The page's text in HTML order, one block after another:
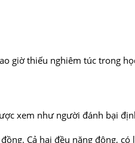
giờ thiếu nghiêm túc trong
xem như người đánh bại
Cả hai đều năng động,